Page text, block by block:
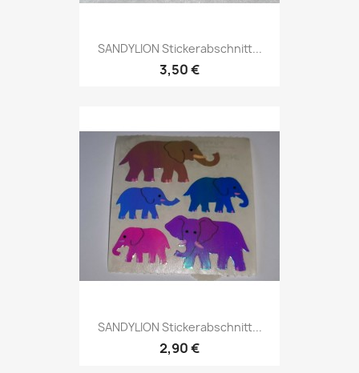
SANDYLION Stickerabschnitt...
3,50 €
SANDYLION Stickerabschnitt...
2,90 €